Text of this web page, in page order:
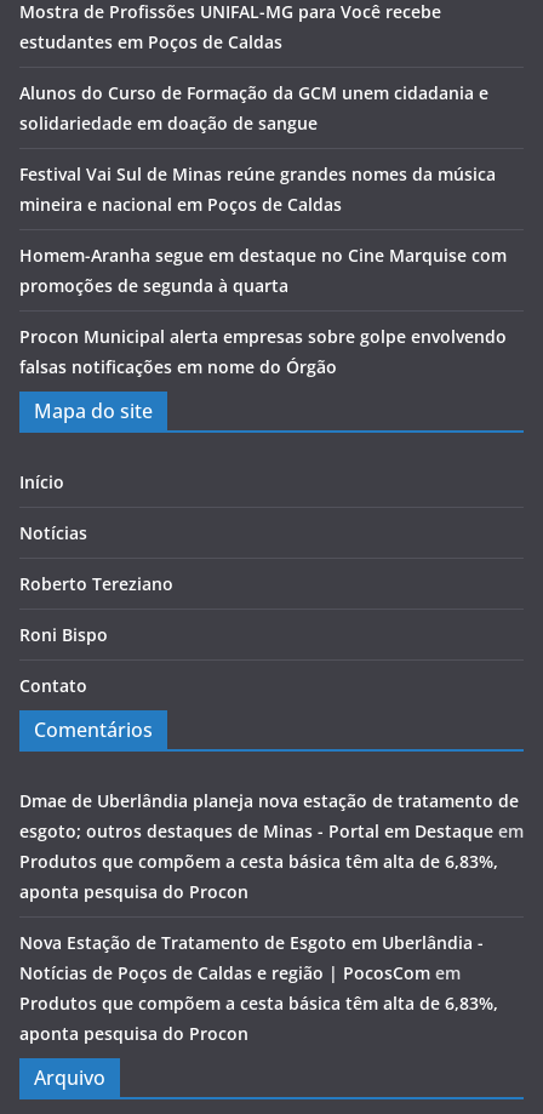
Mostra de Profissões UNIFAL-MG para Você recebe
estudantes em Poços de Caldas
Alunos do Curso de Formação da GCM unem cidadania e
solidariedade em doação de sangue
Festival Vai Sul de Minas reúne grandes nomes da música
mineira e nacional em Poços de Caldas
Homem-Aranha segue em destaque no Cine Marquise com
promoções de segunda à quarta
Procon Municipal alerta empresas sobre golpe envolvendo
falsas notificações em nome do Órgão
Mapa do site
Início
Notícias
Roberto Tereziano
Roni Bispo
Contato
Comentários
Dmae de Uberlândia planeja nova estação de tratamento de
esgoto; outros destaques de Minas - Portal em Destaque em
Produtos que compõem a cesta básica têm alta de 6,83%,
aponta pesquisa do Procon
Nova Estação de Tratamento de Esgoto em Uberlândia -
Notícias de Poços de Caldas e região | PocosCom em
Produtos que compõem a cesta básica têm alta de 6,83%,
aponta pesquisa do Procon
Arquivo